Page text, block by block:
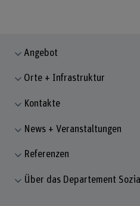
Angebot
Orte + Infrastruktur
Kontakte
News + Veranstaltungen
Referenzen
Über das Departement